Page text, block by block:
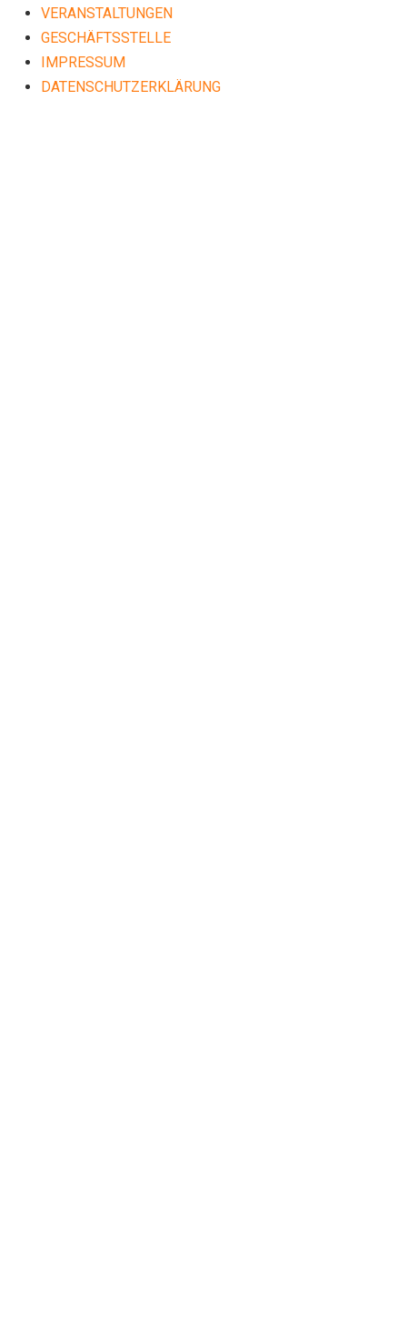
VERANSTALTUNGEN
GESCHÄFTSSTELLE
IMPRESSUM
DATENSCHUTZERKLÄRUNG